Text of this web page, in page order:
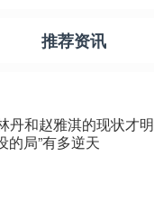
推荐资讯
丹和赵雅淇的现状才明
的局”有多逆天